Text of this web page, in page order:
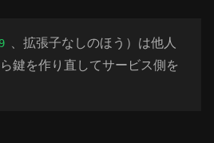
、拡張子なしのほう）は他人
鍵を作り直してサービス側を